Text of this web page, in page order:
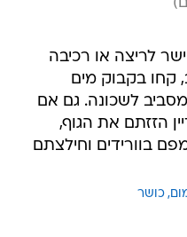
לריצה או רכיבה
קחו בקבוק מים
מסביב לשכונה. גם אם
הזזתם את הגוף,
בוורידים וחילצתם
כושר